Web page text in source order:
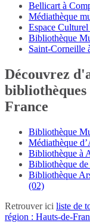
Bellicart à
Médiathèque
Espace
Bibliothèque
Saint-Corneille
Découvrez
France
Bibliothèque
Médiathèque
Bibliothèque à
Bibliothèque
Bibliothèque
(02)
Retrouver ici liste de
région : Hauts-de-